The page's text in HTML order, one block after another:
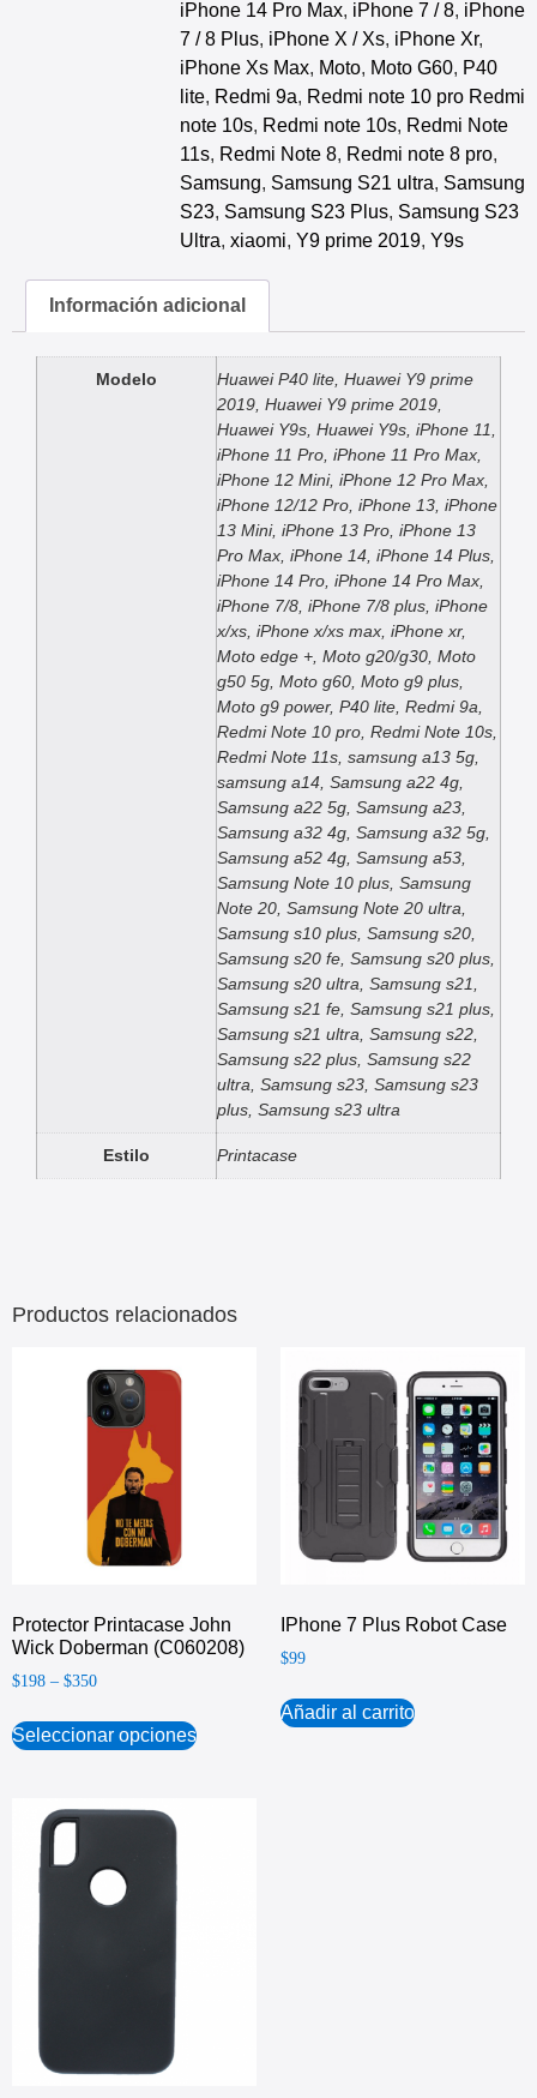
iPhone 14 Pro Max, iPhone 7 / 8, iPhone
7 / 8 Plus, iPhone X / Xs, iPhone Xr,
iPhone Xs Max, Moto, Moto G60, P40
lite, Redmi 9a, Redmi note 10 pro Redmi
note 10s, Redmi note 10s, Redmi Note
11s, Redmi Note 8, Redmi note 8 pro,
Samsung, Samsung S21 ultra, Samsung
S23, Samsung S23 Plus, Samsung S23
Ultra, xiaomi, Y9 prime 2019, Y9s
Información adicional
Modelo
Huawei P40 lite, Huawei Y9 prime
2019, Huawei Y9 prime 2019,
Huawei Y9s, Huawei Y9s, iPhone 11,
iPhone 11 Pro, iPhone 11 Pro Max,
iPhone 12 Mini, iPhone 12 Pro Max,
iPhone 12/12 Pro, iPhone 13, iPhone
13 Mini, iPhone 13 Pro, iPhone 13
Pro Max, iPhone 14, iPhone 14 Plus,
iPhone 14 Pro, iPhone 14 Pro Max,
iPhone 7/8, iPhone 7/8 plus, iPhone
x/xs, iPhone x/xs max, iPhone xr,
Moto edge +, Moto g20/g30, Moto
g50 5g, Moto g60, Moto g9 plus,
Moto g9 power, P40 lite, Redmi 9a,
Redmi Note 10 pro, Redmi Note 10s,
Redmi Note 11s, samsung a13 5g,
samsung a14, Samsung a22 4g,
Samsung a22 5g, Samsung a23,
Samsung a32 4g, Samsung a32 5g,
Samsung a52 4g, Samsung a53,
Samsung Note 10 plus, Samsung
Note 20, Samsung Note 20 ultra,
Samsung s10 plus, Samsung s20,
Samsung s20 fe, Samsung s20 plus,
Samsung s20 ultra, Samsung s21,
Samsung s21 fe, Samsung s21 plus,
Samsung s21 ultra, Samsung s22,
Samsung s22 plus, Samsung s22
ultra, Samsung s23, Samsung s23
plus, Samsung s23 ultra
Estilo Printacase
Productos relacionados
Protector Printacase John
Wick Doberman (C060208)
$198 – $350
Seleccionar opciones
IPhone 7 Plus Robot Case
$99
Añadir al carrito